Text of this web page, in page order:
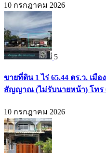
10 กรกฎาคม 2026
5
ขายที่ดิน 1 ไร่ 65.44 ตร.ว. เมื
สัญญาณ (ไม่รับนายหน้า) โทร
10 กรกฎาคม 2026